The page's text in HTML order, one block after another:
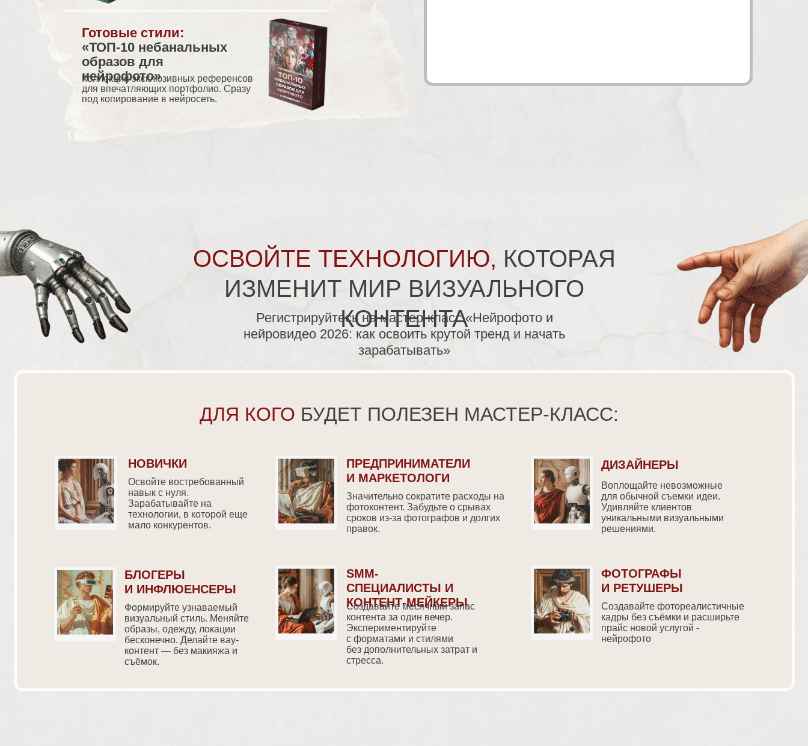
Готовые стили:
«ТОП-10 небанальных
образов для
нейрофото»
Коллекция эксклюзивных референсов
для впечатляющих портфолио. Сразу
под копирование в нейросеть.
ОСВОЙТЕ ТЕХНОЛОГИЮ, КОТОРАЯ
ИЗМЕНИТ МИР ВИЗУАЛЬНОГО
КОНТЕНТА
Регистрируйтесь на мастер-класс «Нейрофото и
нейровидео 2026: как освоить крутой тренд и начать
зарабатывать»
ДЛЯ КОГО БУДЕТ ПОЛЕЗЕН МАСТЕР-КЛАСС:
НОВИЧКИ
Освойте востребованный
навык с нуля.
Зарабатывайте на
технологии, в которой еще
мало конкурентов.
Значительно сократите расходы на
фотоконтент. Забудьте о срывах
сроков из-за фотографов и долгих
правок.
ПРЕДПРИНИМАТЕЛИ
И МАРКЕТОЛОГИ
ДИЗАЙНЕРЫ
Воплощайте невозможные
для обычной съемки идеи.
Удивляйте клиентов
уникальными визуальными
решениями.
Формируйте узнаваемый
визуальный стиль. Меняйте
образы, одежду, локации
бесконечно. Делайте вау-
контент — без макияжа и
съёмок.
БЛОГЕРЫ
И ИНФЛЮЕНСЕРЫ
Создавайте фотореалистичные
кадры без съёмки и расширьте
прайс новой услугой -
нейрофото
ФОТОГРАФЫ
И РЕТУШЕРЫ
SMM-
СПЕЦИАЛИСТЫ И
КОНТЕНТ-МЕЙКЕРЫ
Создавайте месячный запас
контента за один вечер.
Экспериментируйте
с форматами и стилями
без дополнительных затрат и
стресса.